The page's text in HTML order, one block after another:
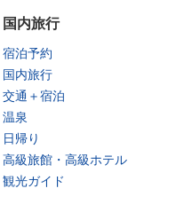
（JR＋宿泊）［対象出
国内宿泊
「にいがたGo Toトラベ
予約期間 2026年5月14日（木）
対象期間 2026年5月14日（木）～
国内旅行
宿泊予約
国内旅行
交通＋宿泊
温泉
日帰り
高級旅館・高級ホテル
観光ガイド